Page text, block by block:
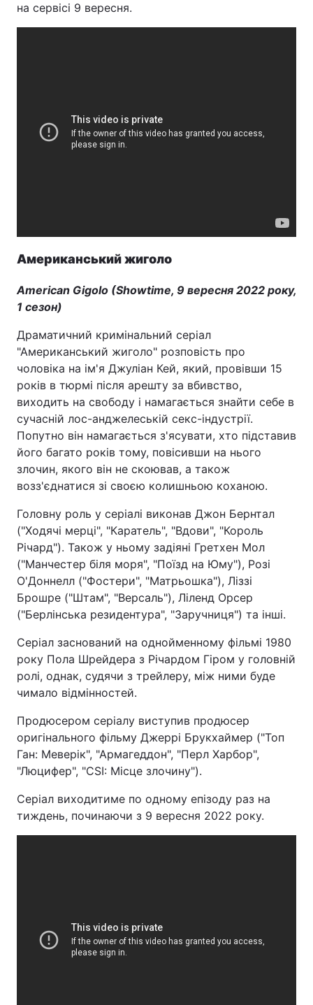
на сервісі 9 вересня.
Американський жиголо
American Gigolo (Showtime, 9 вересня 2022 року,
1 сезон)
Драматичний кримінальний серіал
"Американський жиголо" розповість про
чоловіка на ім'я Джуліан Кей, який, провівши 15
років в тюрмі після арешту за вбивство,
виходить на свободу і намагається знайти себе в
сучасній лос-анджелеській секс-індустрії.
Попутно він намагається з'ясувати, хто підставив
його багато років тому, повісивши на нього
злочин, якого він не скоював, а також
возз'єднатися зі своєю колишньою коханою.
Головну роль у серіалі виконав Джон Бернтал
("Ходячі мерці", "Каратель", "Вдови", "Король
Річард"). Також у ньому задіяні Гретхен Мол
("Манчестер біля моря", "Поїзд на Юму"), Розі
О'Доннелл ("Фостери", "Матрьошка"), Ліззі
Брошре ("Штам", "Версаль"), Ліленд Орсер
("Берлінська резидентура", "Заручниця") та інші.
Серіал заснований на однойменному фільмі 1980
року Пола Шрейдера з Річардом Гіром у головній
ролі, однак, судячи з трейлеру, між ними буде
чимало відмінностей.
Продюсером серіалу виступив продюсер
оригінального фільму Джеррі Брукхаймер ("Топ
Ган: Меверік", "Армагеддон", "Перл Харбор",
"Люцифер", "CSI: Місце злочину").
Серіал виходитиме по одному епізоду раз на
тиждень, починаючи з 9 вересня 2022 року.